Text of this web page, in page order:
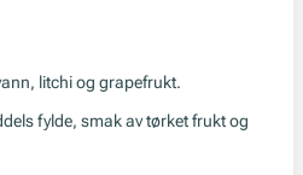
litchi og grapefrukt.
fylde, smak av tørket frukt og